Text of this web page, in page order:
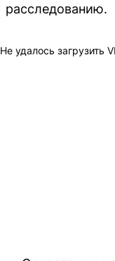
расследованию.
Не удалось загрузить